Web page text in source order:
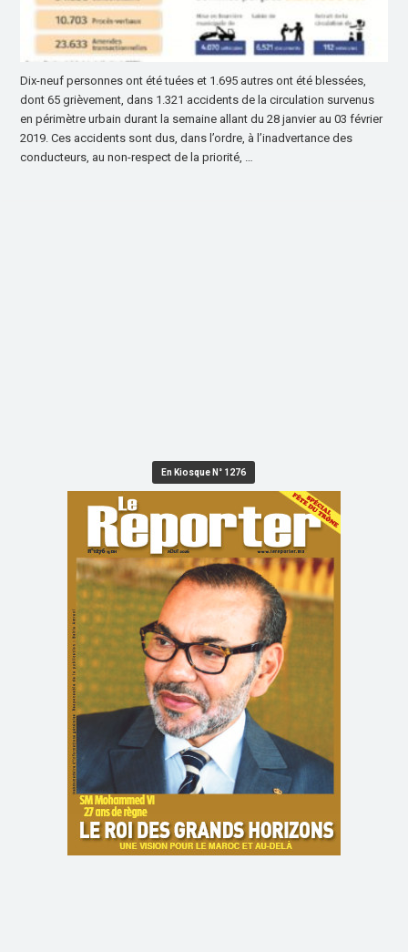
Dix-neuf personnes ont été tuées et 1.695 autres ont été blessées,
dont 65 grièvement, dans 1.321 accidents de la circulation survenus
en périmètre urbain durant la semaine allant du 28 janvier au 03 février
2019. Ces accidents sont dus, dans l’ordre, à l’inadvertance des
conducteurs, au non-respect de la priorité, …
En Kiosque N° 1276